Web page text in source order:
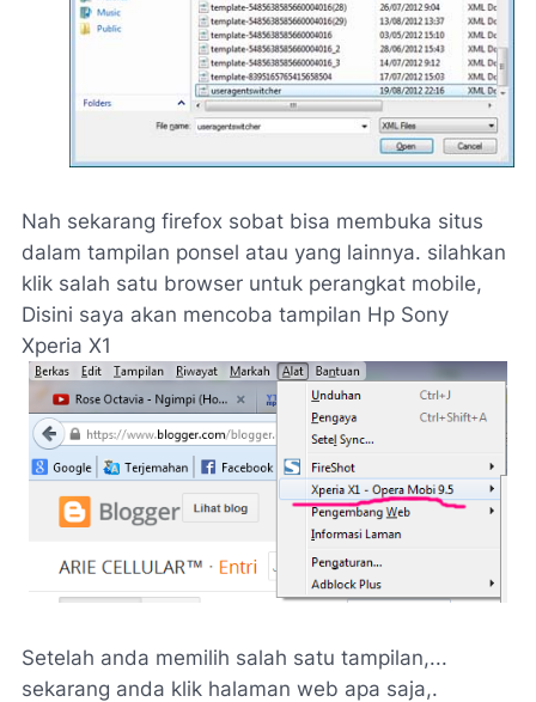
Nah sekarang firefox sobat bisa membuka situs
dalam tampilan ponsel atau yang lainnya. silahkan
klik salah satu browser untuk perangkat mobile,
Disini saya akan mencoba tampilan Hp Sony
Xperia X1
Setelah anda memilih salah satu tampilan,...
sekarang anda klik halaman web apa saja,.